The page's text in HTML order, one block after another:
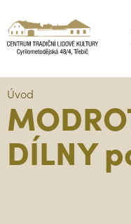
Úvod
DÍLNY